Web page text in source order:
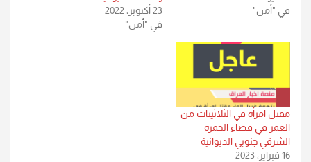
في "أمن"
23 أكتوبر، 2022
في "أمن"
مقتل امرأة في الثلاثينات من
العمر في قضاء الحمزة
الشرقي جنوبي الديوانية
16 فبراير، 2023